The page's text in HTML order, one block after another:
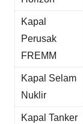
Kapal
Perusak
FREMM
Kapal Selam
Nuklir
Kapal Tanker